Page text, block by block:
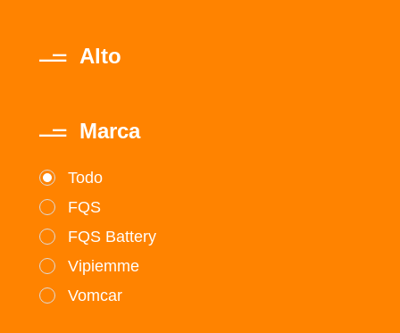
Alto
Marca
Todo
FQS
FQS Battery
Vipiemme
Vomcar